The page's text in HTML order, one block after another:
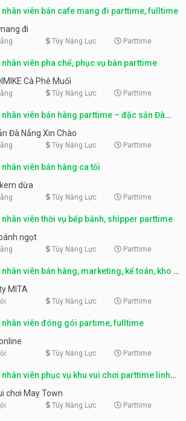
nhân viên bán cafe mang đi parttime, fulltime
đi
Tùy Năng Lực Parttime
nhân viên pha chế, phục vụ bàn parttime
Cà Phê Muối
Tùy Năng Lực Parttime
nhân viên bán hàng parttime – đặc sản Đà
Đà Nẵng Xin Chào
Tùy Năng Lực Parttime
nhân viên bán hàng ca tối
dừa
Tùy Năng Lực Parttime
nhân viên thời vụ bếp bánh, shipper parttime
ngọt
Tùy Năng Lực Parttime
nhân viên bán hàng, marketing, kế toán, kho –
fulltime
MITA
Tùy Năng Lực Parttime
nhân viên đóng gói partime, fulltime
Tùy Năng Lực Parttime
nhân viên phục vụ khu vui chơi parttime linh
chơi May Town
Tùy Năng Lực Parttime